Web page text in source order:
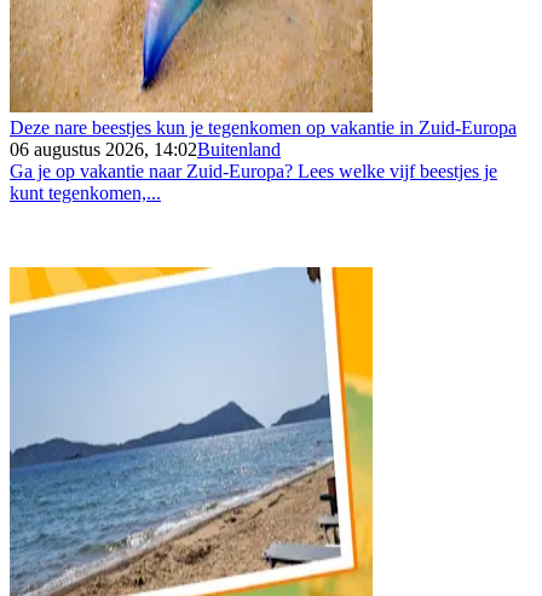
Deze nare beestjes kun je tegenkomen op vakantie in Zuid-Europa
06 augustus 2026, 14:02Buitenland
Ga je op vakantie naar Zuid-Europa? Lees welke vijf beestjes je
kunt tegenkomen,...